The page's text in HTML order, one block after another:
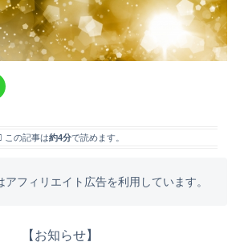
この記事は約4分で読めます。
アフィリエイト広告を利用しています。
【お知らせ】